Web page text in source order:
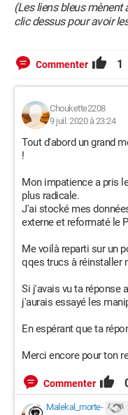
(Les liens bleus mènent
clic dessus pour avoir
Commenter 1
Choukette2208
9 juil. 2020 à 23:24
Tout d'abord un grand
!
Mon impatience a pris
plus radicale.
J'ai stocké mes
externe et reformaté le
Me voilà reparti sur un
qqes trucs à réinstaller
Si j'avais vu ta réponse
j'aurais essayé les
En espérant que ta
Merci encore pour ton
Commenter
Malekal_morte-